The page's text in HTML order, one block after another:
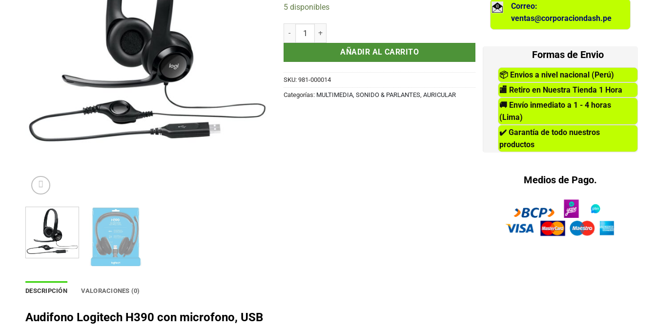
5 disponibles
Audifono Logitech H390 con microfono, USB - 981-000014 cantidad
AÑADIR AL CARRITO
SKU:981-000014
Categorías: MULTIMEDIA, SONIDO & PARLANTES,AURICULAR
Correo:
ventas@corporaciondash.pe
Formas de Envio
📦 Envios a nivel nacional (Perú)
🏬 Retiro en Nuestra Tienda 1 Hora
🚚 Envío inmediato a 1 - 4 horas
(Lima)
✔️ Garantía de todo nuestros
productos
Medios de Pago.
DESCRIPCIÓN VALORACIONES (0)
Audifono Logitech H390 con microfono, USB